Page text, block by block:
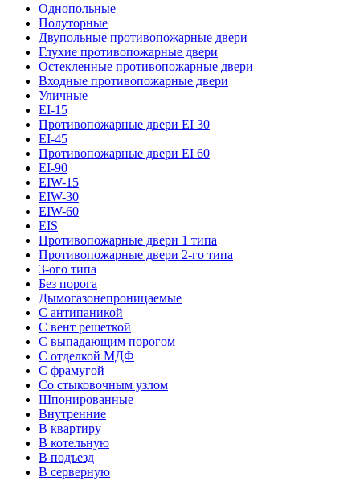
Однопольные
Полуторные
Двупольные противопожарные двери
Глухие противопожарные двери
Остекленные противопожарные двери
Входные противопожарные двери
Уличные
EI-15
Противопожарные двери EI 30
EI-45
Противопожарные двери EI 60
EI-90
EIW-15
EIW-30
EIW-60
EIS
Противопожарные двери 1 типа
Противопожарные двери 2-го типа
3-ого типа
Без порога
Дымогазонепроницаемые
С антипаникой
С вент решеткой
С выпадающим порогом
С отделкой МДФ
С фрамугой
Со стыковочным узлом
Шпонированные
Внутренние
В квартиру
В котельную
В подъезд
В серверную